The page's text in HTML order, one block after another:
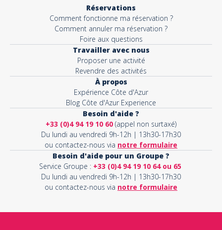
Réservations
Comment fonctionne ma réservation ?
Comment annuler ma réservation ?
Foire aux questions
Travailler avec nous
Proposer une activité
Revendre des activités
À propos
Expérience Côte d'Azur
Blog Côte d'Azur Experience
Besoin d'aide ?
+33 (0)4 94 19 10 60 (appel non surtaxé)
Du lundi au vendredi 9h-12h | 13h30-17h30
ou contactez-nous via notre formulaire
Besoin d'aide pour un Groupe ?
Service Groupe : +33 (0)4 94 19 10 64 ou 65
Du lundi au vendredi 9h-12h | 13h30-17h30
ou contactez-nous via notre formulaire